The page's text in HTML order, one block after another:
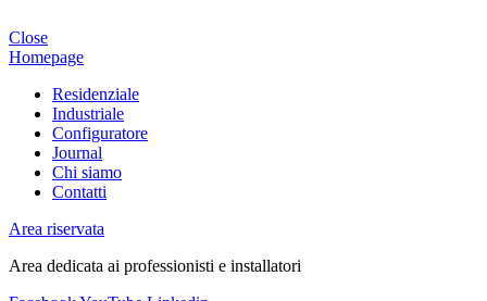
Close
Homepage
Residenziale
Industriale
Configuratore
Journal
Chi siamo
Contatti
Area riservata
Area dedicata ai professionisti e installatori